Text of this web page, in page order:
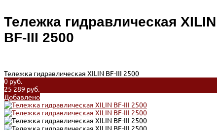
Тележка гидравлическая XILIN
BF-III 2500
Тележка гидравлическая XILIN BF-III 2500
0 руб.
25 289 руб.
Добавлено